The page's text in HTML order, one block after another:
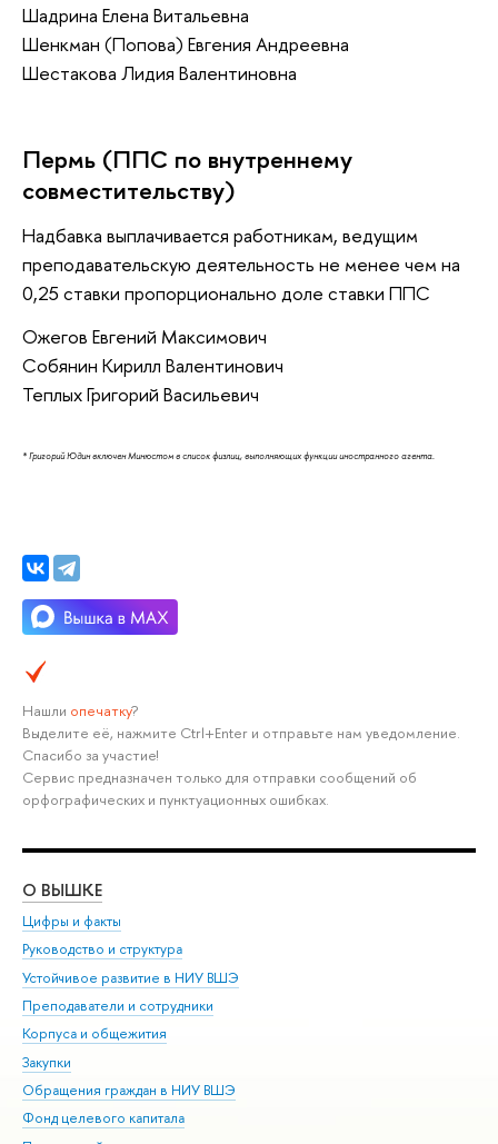
Шадрина Елена Витальевна
Шенкман (Попова) Евгения Андреевна
Шестакова Лидия Валентиновна
Пермь (ППС по внутреннему
совместительству)
Надбавка выплачивается работникам, ведущим
преподавательскую деятельность не менее чем на
0,25 ставки пропорционально доле ставки ППС
Ожегов Евгений Максимович
Собянин Кирилл Валентинович
Теплых Григорий Васильевич
* Григорий Юдин включен Минюстом в список физлиц, выполняющих функции иностранного агента.
Нашли опечатку?
Выделите её, нажмите Ctrl+Enter и отправьте нам уведомление.
Спасибо за участие!
Сервис предназначен только для отправки сообщений об
орфографических и пунктуационных ошибках.
О ВЫШКЕ
Цифры и факты
Руководство и структура
Устойчивое развитие в НИУ ВШЭ
Преподаватели и сотрудники
Корпуса и общежития
Закупки
Обращения граждан в НИУ ВШЭ
Фонд целевого капитала